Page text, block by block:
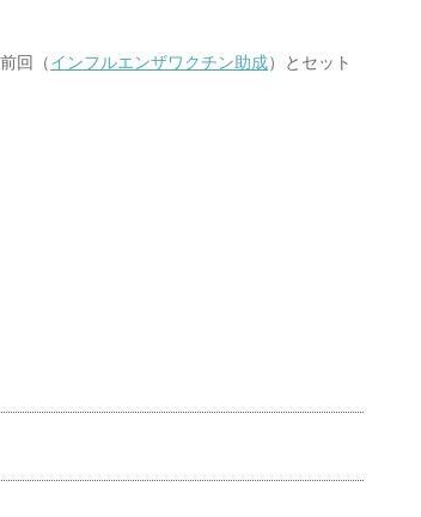
回（インフルエンザワクチン助成）とセット